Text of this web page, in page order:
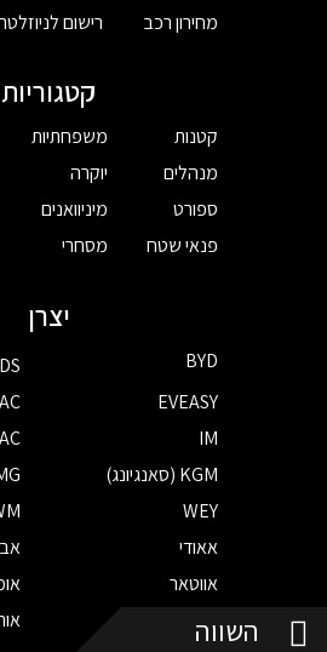
מחירון רכב
רישום לניוזלטר
קטגוריות
קטנות
מנהלים
ספורט
פנאי שטח
משפחתיות
יוקרה
מיניוואנים
מסחרי
יצרן
BYD
DS
EVEASY
IM
KGM (סאנגיונג)
WEY
אאודי
אווטאר
אופל
השווה